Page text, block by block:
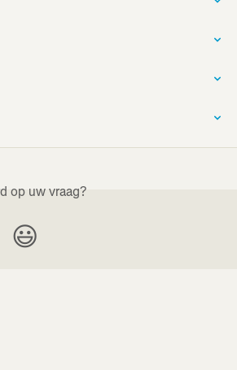
op uw vraag?
😃